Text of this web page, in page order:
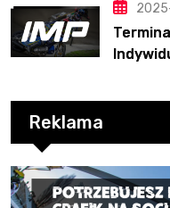
Reklama